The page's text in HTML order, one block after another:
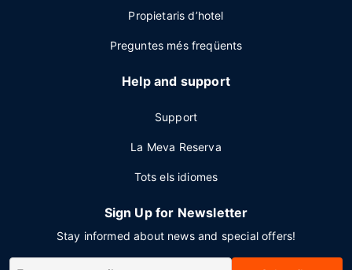
Propietaris d’hotel
Preguntes més freqüents
Help and support
Support
La Meva Reserva
Tots els idiomes
Sign Up for Newsletter
Stay informed about news and special offers!